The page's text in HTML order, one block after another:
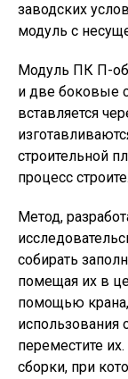
заводских
модуль с
Модуль ПК П-
и две боковые
вставляется
строительной
процесс
Метод,
собирать
помещая их в
помощью
использования
переместите
сборки, при